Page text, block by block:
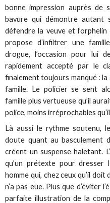
bonne impression auprès de
bavure qui démontre autant
défendre la veuve et
propose d’infiltrer une
drogue, l’occasion pour lui
rapidement accepté par le
finalement toujours manqué :
famille. Le policier se sent
famille plus vertueuse qu’il
police, moins irréprochables
Là aussi le rythme soutenu,
doute quant au basculement
créent un suspense haletant.
qu’un prétexte pour
homme qui, chez ceux qu’il
n’a pas eue. Plus que d’éviter
parfaite illustration de la